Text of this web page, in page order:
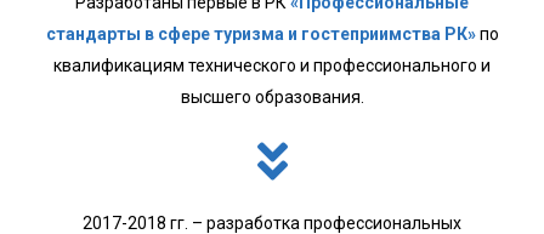
стандарты в сфере туризма и гостеприимства РК»по
квалификациям технического и профессионального и
высшего образования.
2017-2018 гг. – разработка профессиональных